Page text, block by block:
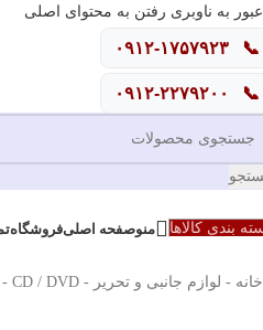
عبور به ناوبری رفتن به محتوای اصلی
📞
📞
بندی کالاها منوصفحه اصلیفروشگاه
خانه - لوازم جانبی و تحریر -
CD / DVD
-